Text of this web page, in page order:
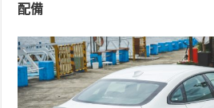
配備